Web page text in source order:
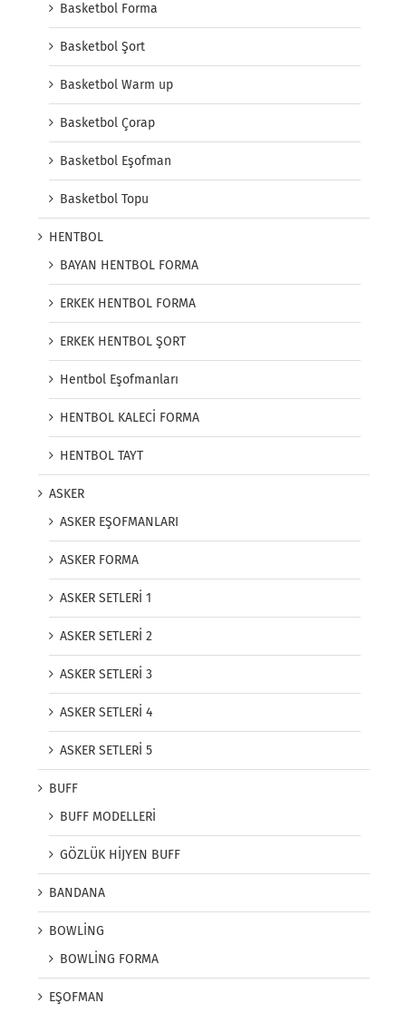
Basketbol Forma
Basketbol Şort
Basketbol Warm up
Basketbol Çorap
Basketbol Eşofman
Basketbol Topu
HENTBOL
BAYAN HENTBOL FORMA
ERKEK HENTBOL FORMA
ERKEK HENTBOL ŞORT
Hentbol Eşofmanları
HENTBOL KALECİ FORMA
HENTBOL TAYT
ASKER
ASKER EŞOFMANLARI
ASKER FORMA
ASKER SETLERİ 1
ASKER SETLERİ 2
ASKER SETLERİ 3
ASKER SETLERİ 4
ASKER SETLERİ 5
BUFF
BUFF MODELLERİ
GÖZLÜK HİJYEN BUFF
BANDANA
BOWLİNG
BOWLİNG FORMA
EŞOFMAN